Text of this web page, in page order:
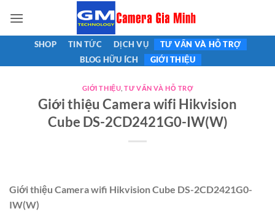
qua
nội
SHOP TIN TỨC DỊCH VỤ
TƯ VẤN VÀ HỖ TRỢ
BLOG HỮU ÍCH
GIỚI THIỆU
GIỚI THIỆU ,TƯ VẤN VÀ HỖ TRỢ
Giới thiệu Camera wifi Hikvision
Cube DS-2CD2421G0-IW(W)
Giới thiệu Camera wifi Hikvision Cube DS-2CD2421G0-
IW(W)